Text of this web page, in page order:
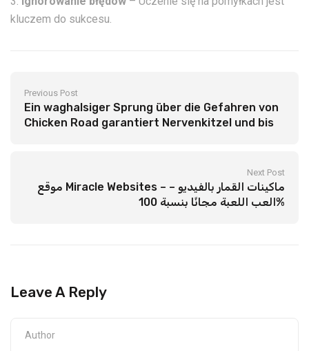
kluczem do sukcesu.
Previous Post
Ein waghalsiger Sprung über die Gefahren von
Chicken Road garantiert Nervenkitzel und bis
Next Post
موقع Miracle Websites – ماكينات القمار بالفيديو –
العب اللعبة مجانًا بنسبة 100%
Leave A Reply